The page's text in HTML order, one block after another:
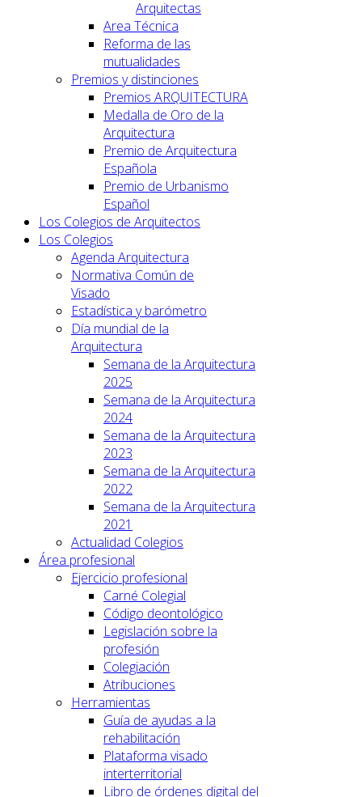
Arquitectas
Area Técnica
Reforma de las
mutualidades
Premios y distinciones
Premios ARQUITECTURA
Medalla de Oro de la
Arquitectura
Premio de Arquitectura
Española
Premio de Urbanismo
Español
Los Colegios de Arquitectos
Los Colegios
Agenda Arquitectura
Normativa Común de
Visado
Estadística y barómetro
Día mundial de la
Arquitectura
Semana de la Arquitectura
2025
Semana de la Arquitectura
2024
Semana de la Arquitectura
2023
Semana de la Arquitectura
2022
Semana de la Arquitectura
2021
Actualidad Colegios
Área profesional
Ejercicio profesional
Carné Colegial
Código deontológico
Legislación sobre la
profesión
Colegiación
Atribuciones
Herramientas
Guía de ayudas a la
rehabilitación
Plataforma visado
interterritorial
Libro de órdenes digital del